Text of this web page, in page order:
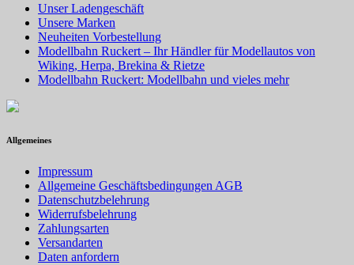
Unser Ladengeschäft
Unsere Marken
Neuheiten Vorbestellung
Modellbahn Ruckert – Ihr Händler für Modellautos von
Wiking, Herpa, Brekina & Rietze
Modellbahn Ruckert: Modellbahn und vieles mehr
Allgemeines
Impressum
Allgemeine Geschäftsbedingungen AGB
Datenschutzbelehrung
Widerrufsbelehrung
Zahlungsarten
Versandarten
Daten anfordern